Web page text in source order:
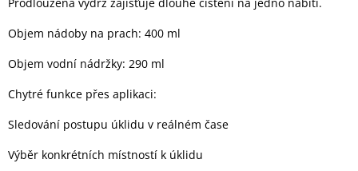
Prodloužená výdrž zajišťuje dlouhé čištění na jedno nabití.
Objem nádoby na prach: 400 ml
Objem vodní nádržky: 290 ml
Chytré funkce přes aplikaci:
Sledování postupu úklidu v reálném čase
Výběr konkrétních místností k úklidu